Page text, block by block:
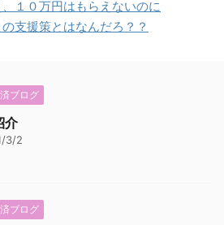
１０万円はもらえないのに
支援策とはなんだろ？？
ブログ
介
3/2
ブログ